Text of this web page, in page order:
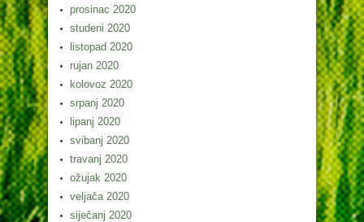
prosinac 2020
studeni 2020
listopad 2020
rujan 2020
kolovoz 2020
srpanj 2020
lipanj 2020
svibanj 2020
travanj 2020
ožujak 2020
veljača 2020
siječanj 2020